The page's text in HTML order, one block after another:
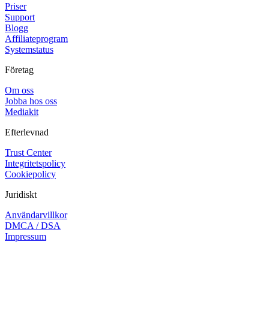
Priser
Support
Blogg
Affiliateprogram
Systemstatus
Företag
Om oss
Jobba hos oss
Mediakit
Efterlevnad
Trust Center
Integritetspolicy
Cookiepolicy
Juridiskt
Användarvillkor
DMCA / DSA
Impressum